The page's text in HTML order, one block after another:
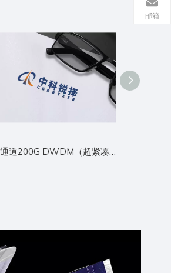
16通道200G DWDM（超紧凑型）
邮箱